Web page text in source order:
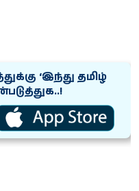
‘இந்து தமிழ்